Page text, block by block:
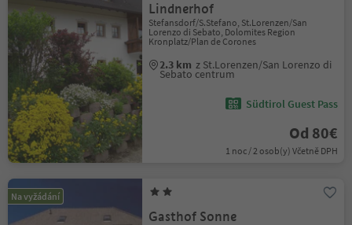
Lindnerhof
Stefansdorf/S.Stefano, St.Lorenzen/San
Lorenzo di Sebato, Dolomites Region
Kronplatz/Plan de Corones
2.3 km z St.Lorenzen/San Lorenzo di
Sebato centrum
Südtirol Guest Pass
Od 80€
1 noc / 2 osob(y) Včetně DPH
Na vyžádání
Gasthof Sonne